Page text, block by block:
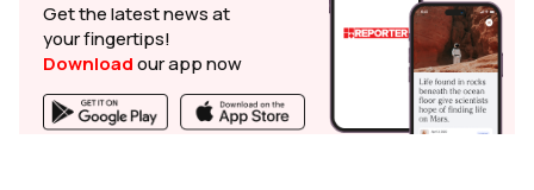
Get the latest news at
your fingertips!
Downloadour app now